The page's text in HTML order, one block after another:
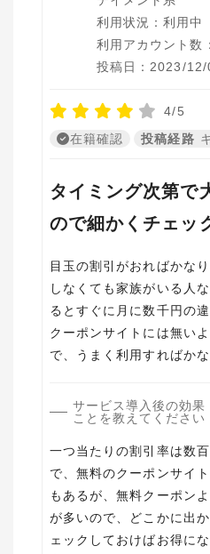
利用状況：利用中
利用アカウント数
投稿日：2023/12/
4/5
在籍確認
投稿経路
タイミング次第で
ので細かくチェッ
目玉の割引がおればかな
しなくても家族がいる人
るとすぐに月に数千円の違
クーポンサイトには無い
で、うまく利用すればかな
サービス導入後の効果
ことを教えてください
一つ当たりの割引率は数
で、無料のクーポンサイ
もあるが、無料クーポン
が多いので、どこかに出
ェックしておけばお得に